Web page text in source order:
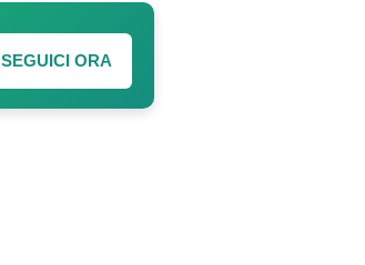
SEGUICI ORA